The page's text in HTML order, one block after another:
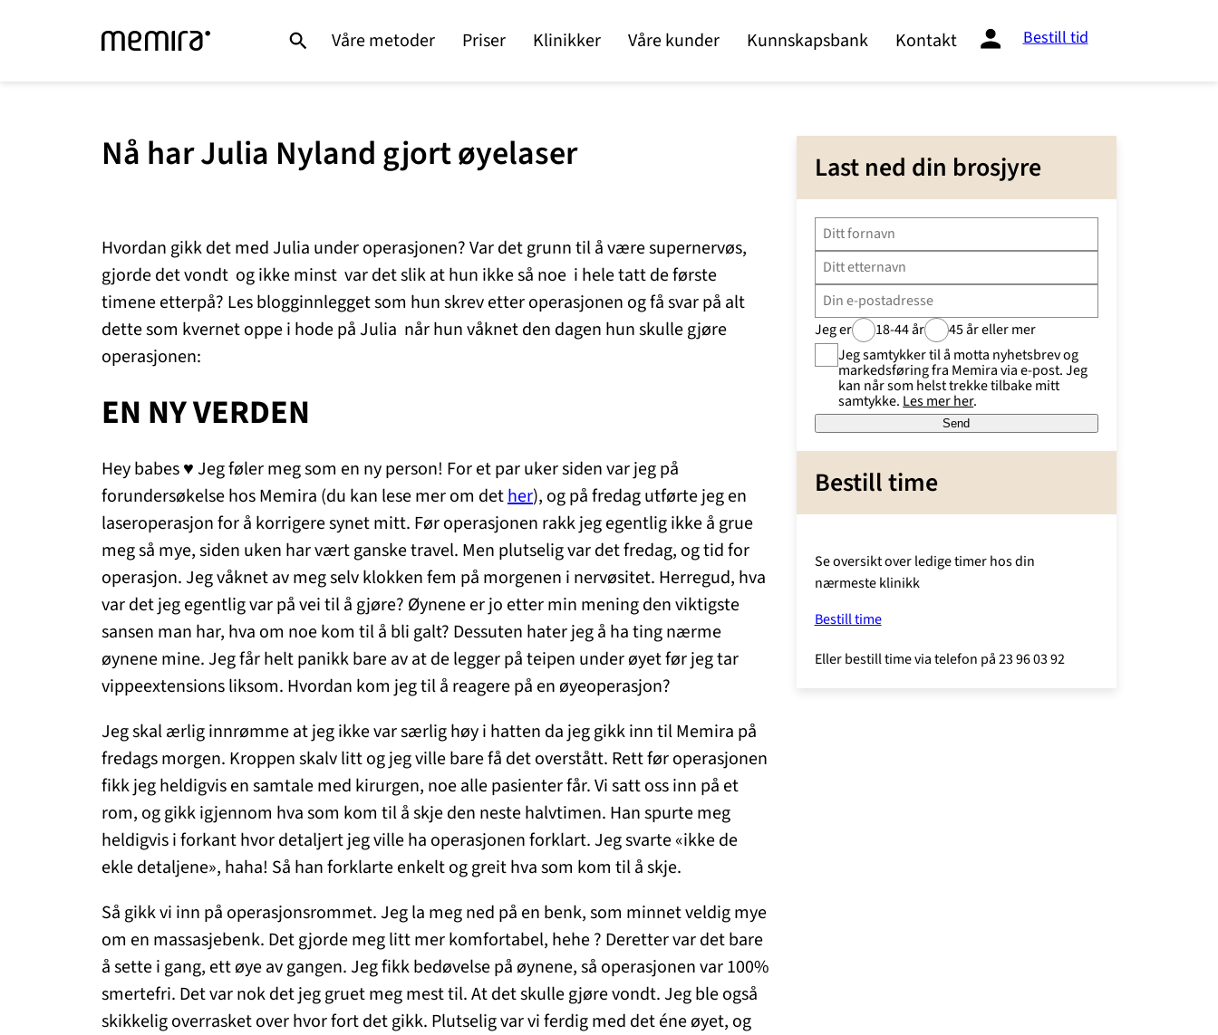
Våre metoder Priser Klinikker Våre kunder Kunnskapsbank Kontakt Bestill tid
Nå har Julia Nyland gjort øyelaser
Hvordan gikk det med Julia under operasjonen? Var det grunn til å være supernervøs,
gjorde det vondt og ikke minst var det slik at hun ikke så noe i hele tatt de første
timene etterpå? Les blogginnlegget som hun skrev etter operasjonen og få svar på alt
dette som kvernet oppe i hode på Julia når hun våknet den dagen hun skulle gjøre
operasjonen:
EN NY VERDEN
Hey babes ♥ Jeg føler meg som en ny person! For et par uker siden var jeg på
forundersøkelse hos Memira (du kan lese mer om dether), og på fredag utførte jeg en
laseroperasjon for å korrigere synet mitt. Før operasjonen rakk jeg egentlig ikke å grue
meg så mye, siden uken har vært ganske travel. Men plutselig var det fredag, og tid for
operasjon. Jeg våknet av meg selv klokken fem på morgenen i nervøsitet. Herregud, hva
var det jeg egentlig var på vei til å gjøre? Øynene er jo etter min mening den viktigste
sansen man har, hva om noe kom til å bli galt? Dessuten hater jeg å ha ting nærme
øynene mine. Jeg får helt panikk bare av at de legger på teipen under øyet før jeg tar
vippeextensions liksom. Hvordan kom jeg til å reagere på en øyeoperasjon?
Jeg skal ærlig innrømme at jeg ikke var særlig høy i hatten da jeg gikk inn til Memira på
fredags morgen. Kroppen skalv litt og jeg ville bare få det overstått. Rett før operasjonen
fikk jeg heldigvis en samtale med kirurgen, noe alle pasienter får. Vi satt oss inn på et
rom, og gikk igjennom hva som kom til å skje den neste halvtimen. Han spurte meg
heldigvis i forkant hvor detaljert jeg ville ha operasjonen forklart. Jeg svarte «ikke de
ekle detaljene», haha! Så han forklarte enkelt og greit hva som kom til å skje.
Så gikk vi inn på operasjonsrommet. Jeg la meg ned på en benk, som minnet veldig mye
om en massasjebenk. Det gjorde meg litt mer komfortabel, hehe ? Deretter var det bare
å sette i gang, ett øye av gangen. Jeg fikk bedøvelse på øynene, så operasjonen var 100%
smertefri. Det var nok det jeg gruet meg mest til. At det skulle gjøre vondt. Jeg ble også
skikkelig overrasket over hvor fort det gikk. Plutselig var vi ferdig med det éne øyet, og
Last ned din brosjyre
Jeg er 18-44 år
45 år eller mer
Jeg samtykker til å motta nyhetsbrev og
markedsføring fra Memira via e-post. Jeg
kan når som helst trekke tilbake mitt
samtykke. Les mer her.
Send
Bestill time
Se oversikt over ledige timer hos din
nærmeste klinikk
Bestill time
Eller bestill time via telefon på 23 96 03 92